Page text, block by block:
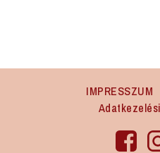
IMPRESSZUM